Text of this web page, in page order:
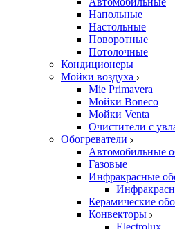
Напольные
Настольные
Поворотные
Потолочные
Кондиционеры
Мойки воздуха
Mie Primavera
Мойки Boneco
Мойки Venta
Очистители с
Обогреватели
Автомобильные
Газовые
Инфракрасные
Керамические
Конвекторы
Electrolux